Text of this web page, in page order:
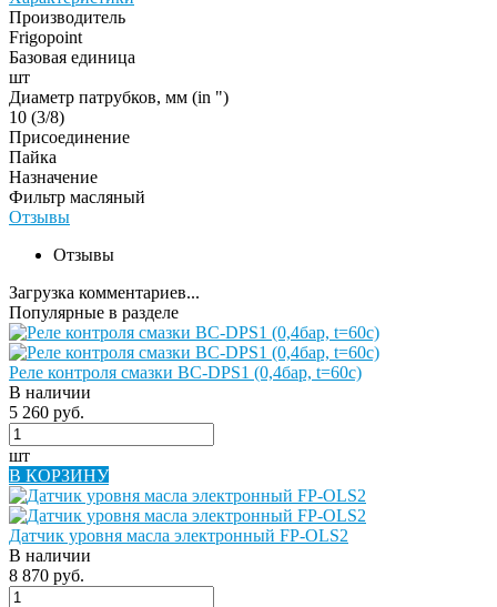
Производитель
Frigopoint
Базовая единица
шт
Диаметр патрубков, мм (in ")
10 (3/8)
Присоединение
Пайка
Назначение
Фильтр масляный
Отзывы
Отзывы
Загрузка комментариев...
Популярные в разделе
Реле контроля смазки BC-DPS1 (0,4бар, t=60c)
В наличии
5 260 руб.
шт
В КОРЗИНУ
Датчик уровня масла электронный FP-OLS2
В наличии
8 870 руб.